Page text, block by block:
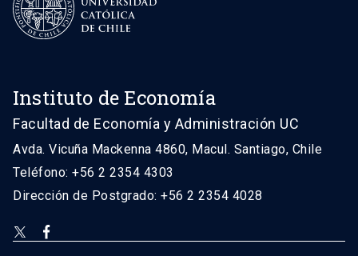
Instituto de Economía
Facultad de Economía y Administración UC
Avda. Vicuña Mackenna 4860, Macul. Santiago, Chile
Teléfono: +56 2 2354 4303
Dirección de Postgrado: +56 2 2354 4028